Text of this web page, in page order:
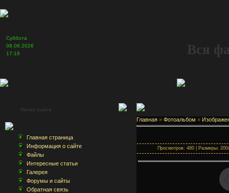
Суббота
08.08.2026
17:18
Вся
Меню сайта
Главная страница
Информация о сайте
Файлы
Интересные статьи
Галерея
Форумы и сайты
Обратная связь
Главная » Фотоальбом »
Просмотров: 480 | Размеры: